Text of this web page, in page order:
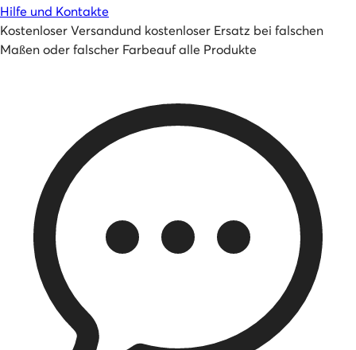
Hilfe und Kontakte
Kostenloser Versandund kostenloser Ersatz bei falschen
Maßen oder falscher Farbeauf alle Produkte